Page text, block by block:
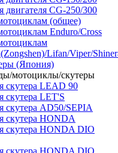
двигателя CG-250/300
(общее)
Enduro/Cross
Lifan/Viper/
(Япония)
мотоциклы/скутеры
скутера LEAD 90
скутера LET'S
скутера AD50/SEPIA
скутера HONDA
скутера HONDA DIO
скутера HONDA DIO